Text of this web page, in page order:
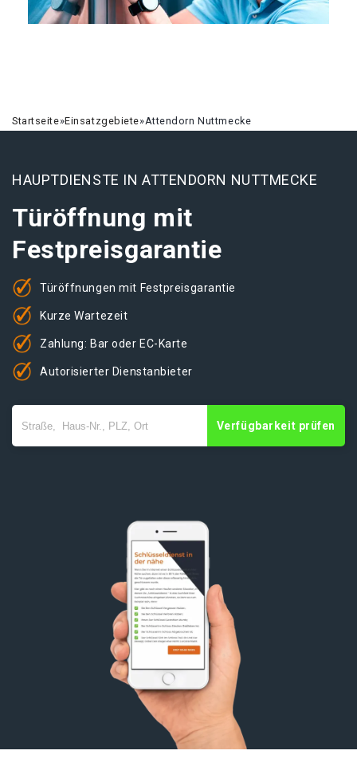
Startseite»Einsatzgebiete»Attendorn Nuttmecke
HAUPTDIENSTE IN ATTENDORN NUTTMECKE
Türöffnung mit
Festpreisgarantie
Türöffnungen mit Festpreisgarantie
Kurze Wartezeit
Zahlung: Bar oder EC-Karte
Autorisierter Dienstanbieter
Verfügbarkeit prüfen